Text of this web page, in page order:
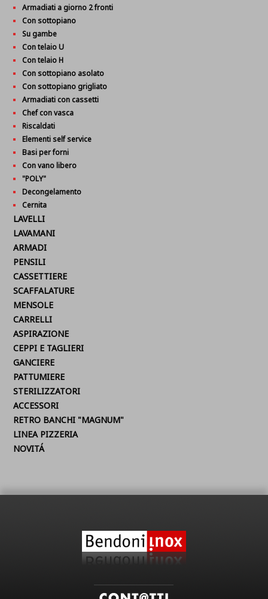
Armadiati a giorno 2 fronti
Con sottopiano
Su gambe
Con telaio U
Con telaio H
Con sottopiano asolato
Con sottopiano grigliato
Armadiati con cassetti
Chef con vasca
Riscaldati
Elementi self service
Basi per forni
Con vano libero
"POLY"
Decongelamento
Cernita
LAVELLI
LAVAMANI
ARMADI
PENSILI
CASSETTIERE
SCAFFALATURE
MENSOLE
CARRELLI
ASPIRAZIONE
CEPPI E TAGLIERI
GANCIERE
PATTUMIERE
STERILIZZATORI
ACCESSORI
RETRO BANCHI "MAGNUM"
LINEA PIZZERIA
NOVITÁ